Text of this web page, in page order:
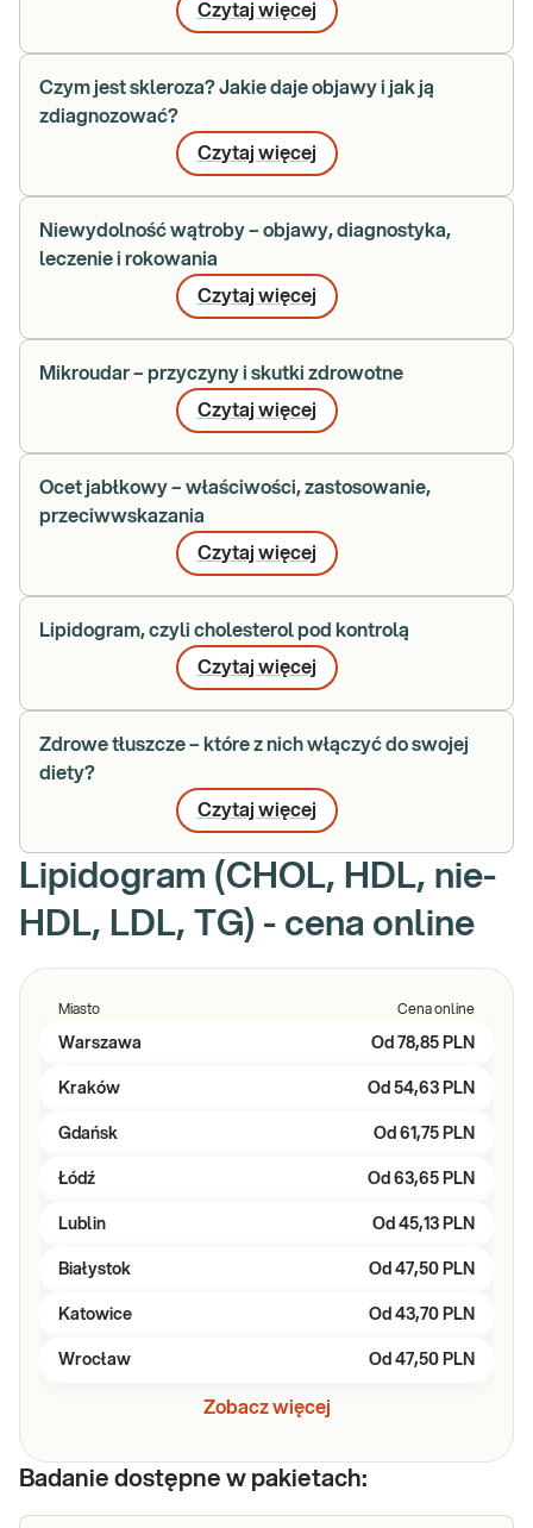
Czytaj więcej
Czym jest skleroza? Jakie daje objawy i jak ją
zdiagnozować?
Czytaj więcej
Niewydolność wątroby – objawy, diagnostyka,
leczenie i rokowania
Czytaj więcej
Mikroudar – przyczyny i skutki zdrowotne
Czytaj więcej
Ocet jabłkowy – właściwości, zastosowanie,
przeciwwskazania
Czytaj więcej
Lipidogram, czyli cholesterol pod kontrolą
Czytaj więcej
Zdrowe tłuszcze – które z nich włączyć do swojej
diety?
Czytaj więcej
Lipidogram (CHOL, HDL, nie-
HDL, LDL, TG) - cena online
Miasto Cena online
Warszawa Od 78,85 PLN
Kraków Od 54,63 PLN
Gdańsk Od 61,75 PLN
Łódź Od 63,65 PLN
Lublin Od 45,13 PLN
Białystok Od 47,50 PLN
Katowice Od 43,70 PLN
Wrocław Od 47,50 PLN
Zobacz więcej
Badanie dostępne w pakietach: